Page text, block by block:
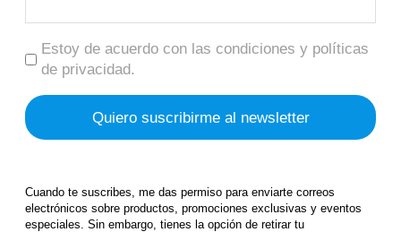
Estoy de acuerdo con las condiciones y políticas
de privacidad.
Cuando te suscribes, me das permiso para enviarte correos
electrónicos sobre productos, promociones exclusivas y eventos
especiales. Sin embargo, tienes la opción de retirar tu